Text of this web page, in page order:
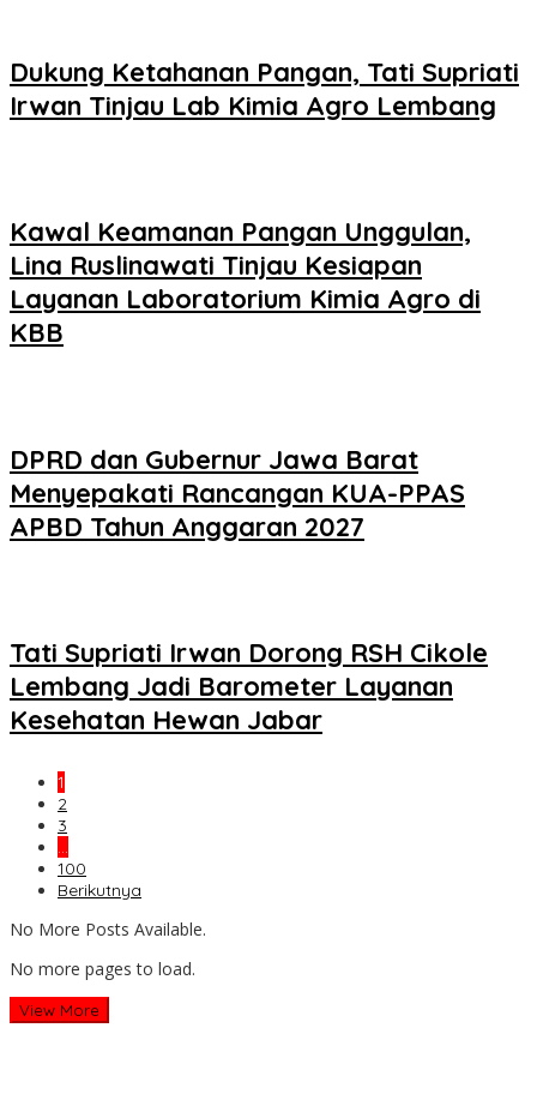
Dukung Ketahanan Pangan, Tati Supriati
Irwan Tinjau Lab Kimia Agro Lembang
Kawal Keamanan Pangan Unggulan,
Lina Ruslinawati Tinjau Kesiapan
Layanan Laboratorium Kimia Agro di
KBB
DPRD dan Gubernur Jawa Barat
Menyepakati Rancangan KUA-PPAS
APBD Tahun Anggaran 2027
Tati Supriati Irwan Dorong RSH Cikole
Lembang Jadi Barometer Layanan
Kesehatan Hewan Jabar
1
2
3
…
100
Berikutnya
No More Posts Available.
No more pages to load.
View More